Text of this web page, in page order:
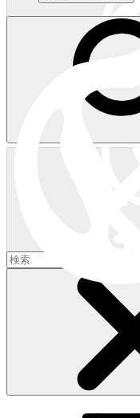
キャロウェイアパレル
ショッピングカー